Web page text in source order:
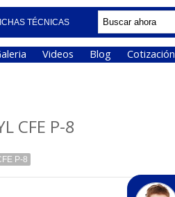
TÉCNICAS
Videos Blog Cotización
CFE P-8
P-8